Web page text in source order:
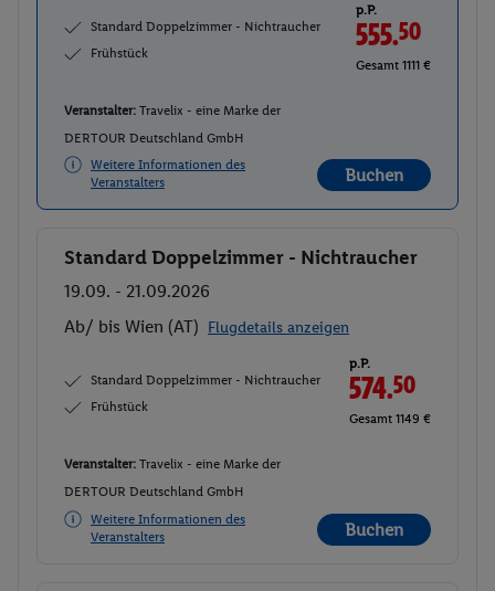
Standard Doppelzimmer - Nichtraucher
Frühstück
p.P.
555.50
Gesamt 1111 €
Veranstalter: Travelix - eine Marke der
DERTOUR Deutschland GmbH
Weitere Informationen des
Veranstalters
Buchen
Buchen
Standard Doppelzimmer - Nichtraucher
19.09. - 21.09.2026
Ab/ bis Wien (AT) Flugdetails anzeigen
Standard Doppelzimmer - Nichtraucher
Frühstück
p.P.
574.50
Gesamt 1149 €
Veranstalter: Travelix - eine Marke der
DERTOUR Deutschland GmbH
Weitere Informationen des
Veranstalters
Buchen